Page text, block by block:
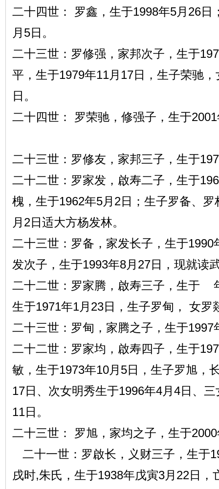
二十四世： 罗鑫，生于1998年5月26日
月5日。
二十三世：罗修强，家邦次子，生于
平，生于1979年11月17日，生子荣驰
日。
二十四世： 罗荣驰，修强子，生于
二十三世：罗修友，家邦三子，生于
二十二世：罗家发，啟寿二子，生于
槐，生于1962年5月2日；生子罗备、
月2日适大方杨发林。
二十三世：罗备，家发长子，生于1990
发次子，生于1993年8月27日，现
二十二世：罗家腾，啟寿三子，生于
生于1971年1月23日，生子罗甸， 女
二十三世：罗甸，家腾之子，生于1997
二十二世：罗家均，啟寿四子，生于
敏，生于1973年10月5日，生子罗旭，
17日、次女明秀生于1996年4月4日、
11日。
二十三世： 罗旭，家均之子，生于
二十一世：罗啟长，义财三子，生于
戌时,朱氏，生于1938年戊寅3月22日，